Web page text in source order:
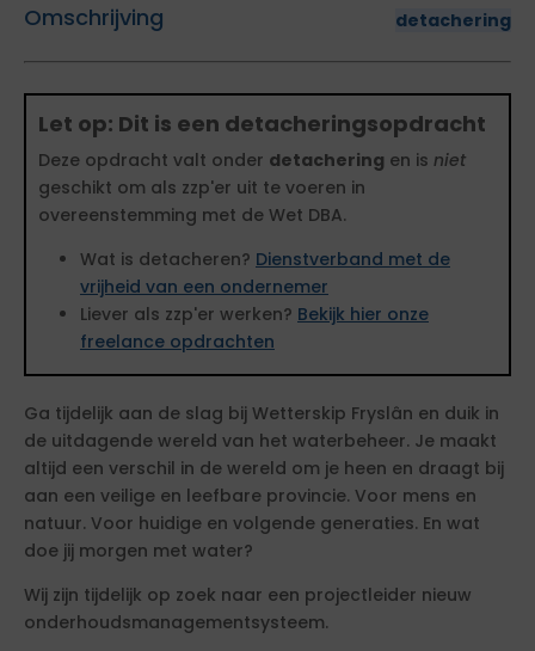
Omschrijving detachering
Let op: Dit is een detacheringsopdracht
Deze opdracht valt onder detachering en is niet
geschikt om als zzp'er uit te voeren in
overeenstemming met de Wet DBA.
Wat is detacheren? Dienstverband met de
vrijheid van een ondernemer
Liever als zzp'er werken? Bekijk hier onze
freelance opdrachten
Ga tijdelijk aan de slag bij Wetterskip Fryslân en duik in
de uitdagende wereld van het waterbeheer. Je maakt
altijd een verschil in de wereld om je heen en draagt bij
aan een veilige en leefbare provincie. Voor mens en
natuur. Voor huidige en volgende generaties. En wat
doe jij morgen met water?
Wij zijn tijdelijk op zoek naar een projectleider nieuw
onderhoudsmanagementsysteem.